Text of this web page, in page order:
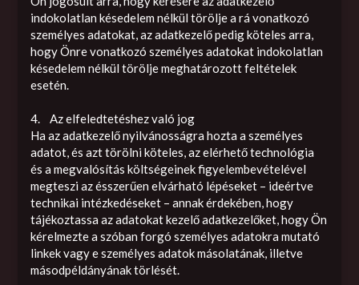
indokolatlan késedelem nélkül törölje a rá vonatkozó
személyes adatokat, az adatkezelő pedig köteles arra,
hogy Önre vonatkozó személyes adatokat indokolatlan
késedelem nélkül törölje meghatározott feltételek
esetén.
4. Az elfeledtetéshez való jog
Ha az adatkezelő nyilvánosságra hozta a személyes
adatot, és azt törölni köteles, az elérhető technológia
és a megvalósítás költségeinek figyelembevételével
megteszi az ésszerűen elvárható lépéseket – ideértve
technikai intézkedéseket – annak érdekében, hogy
tájékoztassa az adatokat kezelő adatkezelőket, hogy Ön
kérelmezte a szóban forgó személyes adatokra mutató
linkek vagy e személyes adatok másolatának, illetve
másodpéldányának törlését.